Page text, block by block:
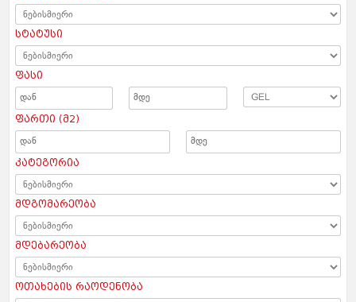
სტატუსი
ფასი
ფართი (მ2)
კატეგორია
მდგომარეობა
მდებარეობა
ოთახების რაოდენობა